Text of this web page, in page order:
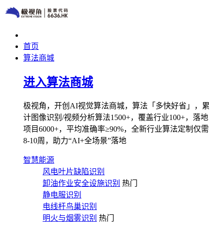
首页
算法商城
进入算法商城
极视角，开创AI视觉算法商城，算法「多快好省」，累
计图像识别/视频分析算法1500+，覆盖行业100+，落地
项目6000+，平均准确率≥90%，全新行业算法定制仅需
8-10周，助力“AI+全场景”落地
智慧能源
风电叶片缺陷识别
卸油作业安全设施识别 热门
静电服识别
电线杆鸟巢识别
明火与烟雾识别 热门